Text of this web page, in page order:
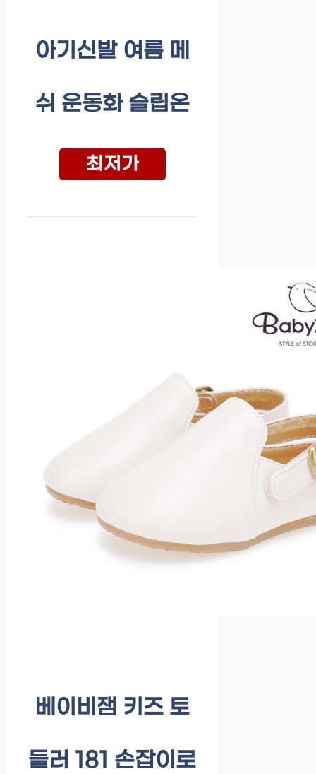
아기신발 여름 메
쉬 운동화 슬립온
최저가
베이비잼 키즈 토
들러 181 손잡이로